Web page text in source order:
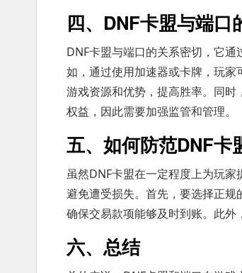
四、DNF卡盟与端口
DNF卡盟与端口的关系密切，它
如，通过使用加速器或卡牌，玩
游戏资源和优势，提高胜率。同
权益，因此需要加强监管和管理。
五、如何防范DNF卡
虽然DNF卡盟在一定程度上为玩家
避免遭受损失。首先，要选择正规
确保交易款项能够及时到账。此外
六、总结